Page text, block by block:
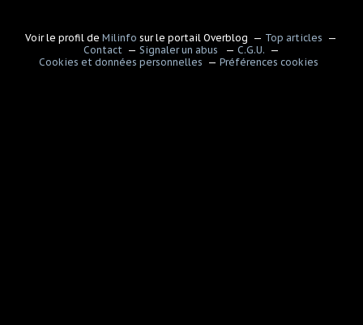
Voir le profil deMilinfo sur le portail Overblog
Top articles
Contact
Signaler un abus
C.G.U.
Cookies et données personnelles
Préférences cookies